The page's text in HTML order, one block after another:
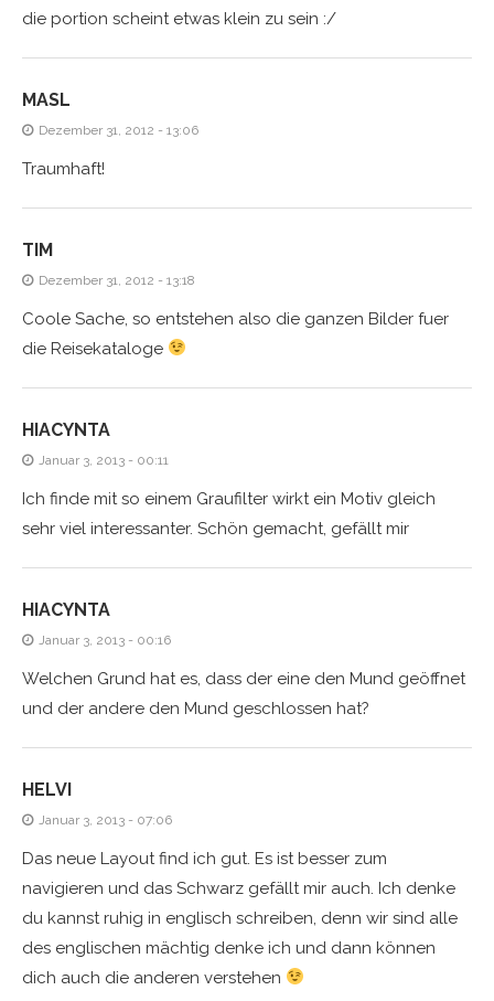
die portion scheint etwas klein zu sein :/
MASL
Dezember 31, 2012 - 13:06
Traumhaft!
TIM
Dezember 31, 2012 - 13:18
Coole Sache, so entstehen also die ganzen Bilder fuer
die Reisekataloge
HIACYNTA
Januar 3, 2013 - 00:11
Ich finde mit so einem Graufilter wirkt ein Motiv gleich
sehr viel interessanter. Schön gemacht, gefällt mir
HIACYNTA
Januar 3, 2013 - 00:16
Welchen Grund hat es, dass der eine den Mund geöffnet
und der andere den Mund geschlossen hat?
HELVI
Januar 3, 2013 - 07:06
Das neue Layout find ich gut. Es ist besser zum
navigieren und das Schwarz gefällt mir auch. Ich denke
du kannst ruhig in englisch schreiben, denn wir sind alle
des englischen mächtig denke ich und dann können
dich auch die anderen verstehen